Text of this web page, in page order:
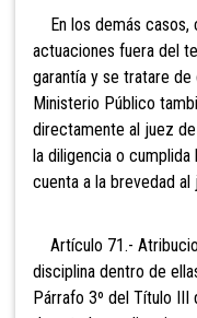
En los demás casos,
actuaciones fuera del
garantía y se tratare de
Ministerio Público
directamente al juez
la diligencia o
cuenta a la brevedad
Artículo 71.-
disciplina dentro de
Párrafo 3º del Título III